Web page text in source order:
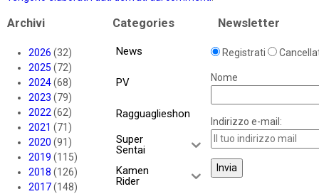
Archivi
2026 (32)
2025 (72)
2024(68)
2023 (79)
2022(62)
2021 (71)
2020 (91)
2019 (115)
2018 (126)
2017(148)
Categories
News
PV
Ragguaglieshon
Super
Sentai
Kamen
Rider
Newsletter
Registrati
Nome
Indirizzo e-mail: